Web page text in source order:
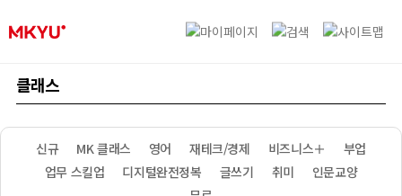
클래스
신규 MK 클래스 영어 재테크/경제 비즈니스＋
부업
업무 스킬업
디지털완전정복 글쓰기 취미
인문교양